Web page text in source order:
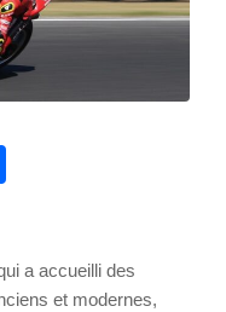
a accueilli des
et modernes,